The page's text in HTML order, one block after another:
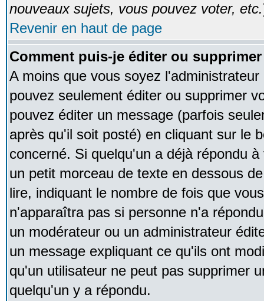
nouveaux sujets, vous pouvez voter, etc.
Revenir en haut de page
Comment puis-je éditer ou
A moins que vous soyez
pouvez seulement éditer ou supprimer
pouvez éditer un message (parfois
après qu'il soit posté) en cliquant sur le
concerné. Si quelqu'un a déjà répondu
un petit morceau de texte en dessous
lire, indiquant le nombre de fois que
n'apparaîtra pas si personne n'a
un modérateur ou un administrateur
un message expliquant ce qu'ils ont
qu'un utilisateur ne peut pas supprimer
quelqu'un y a répondu.